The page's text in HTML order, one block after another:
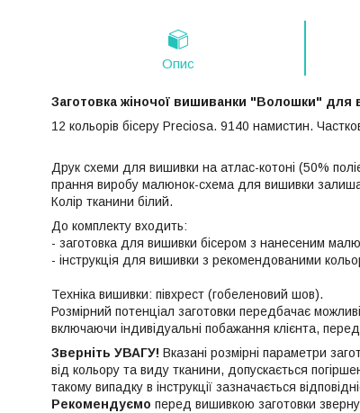
Опис
Заготовка жіночої вишиванки "Волошки"
12 кольорів бісеру Preciosa. 9140 намистин.
Друк схеми для вишивки на атлас-котоні (50%
прання виробу малюнок-схема для вишивки
Колір тканини білий.
До комплекту входить:
- заготовка для вишивки бісером з нанесеним
- інструкція для вишивки з рекомендованими
Техніка вишивки: півхрест (гобеленовий шов).
Розмірний потенціал заготовки передбачає
включаючи індивідуальні побажання клієнта,
Зверніть УВАГУ! Вказані розмірні параметри
від кольору та виду тканини, допускається
такому випадку в інструкції зазначається
Рекомендуємо перед вишивкою заготовки